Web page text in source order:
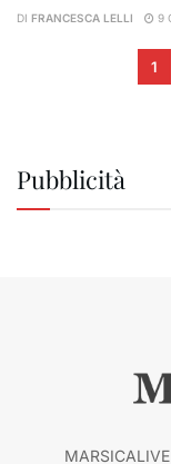
DI FRANCESCA LELLI 9
1
Pubblicità